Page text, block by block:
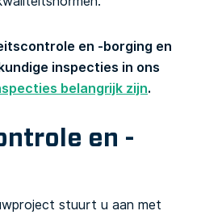
en -borging en
inspecties in ons
belangrijk zijn.
en -
stuurt u aan met